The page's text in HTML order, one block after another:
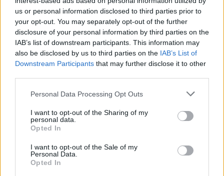
us or personal information disclosed to third parties prior to
your opt-out. You may separately opt-out of the further
disclosure of your personal information by third parties on the
IAB’s list of downstream participants. This information may
also be disclosed by us to third parties on the IAB’s List of
Downstream Participants that may further disclose it to other
Personal Data Processing Opt Outs
I want to opt-out of the Sharing of my
personal data.
Opted In
I want to opt-out of the Sale of my
Personal Data.
Opted In
κρασί!
7 Αυγούστου 2026 08:08
ΑΘΛΗΤΙΚΑ
Europa League: Η Άντερλεχτ νίκησε 1-0
τον ΠΑΟΚ στην Τούμπα κι όλα θα
κριθούν στις Βρυξέλλες
Δημοφιλή αυτή την εβδομάδα